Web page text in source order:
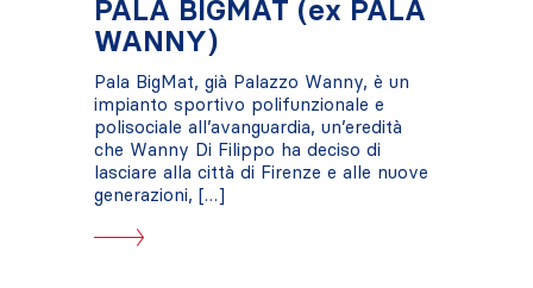
PALA BIGMAT (ex PALA
WANNY)
Pala BigMat, già Palazzo Wanny, è un
impianto sportivo polifunzionale e
polisociale all’avanguardia, un’eredità
che Wanny Di Filippo ha deciso di
lasciare alla città di Firenze e alle nuove
generazioni, […]